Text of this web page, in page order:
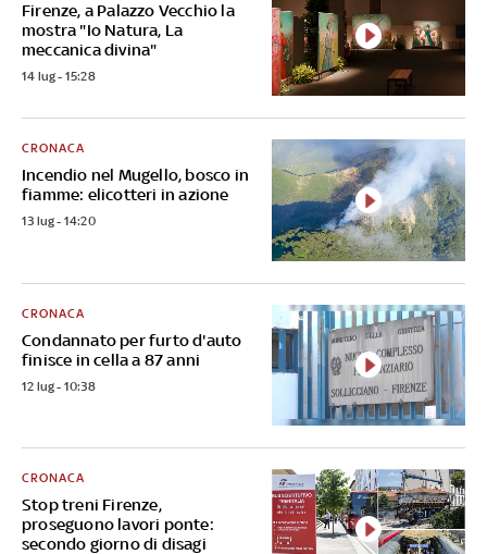
Firenze, a Palazzo Vecchio la
mostra "Io Natura, La
meccanica divina"
14 lug - 15:28
Incendio nel Mugello, bosco in
fiamme: elicotteri in azione
CRONACA
13 lug - 14:20
Condannato per furto d'auto
finisce in cella a 87 anni
CRONACA
12 lug - 10:38
Stop treni Firenze,
proseguono lavori ponte:
secondo giorno di disagi
CRONACA